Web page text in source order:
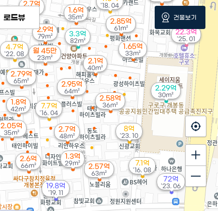
2.85억
61m²
2.58억
36m²
1.65억
33m²
2.95억
64m²
1.8억
42m²
2.1억
40m²
1.3억
29m²
월 45만
23m²
2.29억
30m²
22.3억
'25. 01
2.7억
48m²
2.05억
35m²
3.3억
82m²
2.57억
63m²
2.79억
65m²
8억
'23. 10
72억
'23. 06
2.9억
79m²
4.7억
'22. 08
2.7억
2.6억
66m²
19.8억
'19. 11
'18. 04
1.6억
35m²
7.1억
'16. 08
7.7억
'16. 04
로드뷰 건물보기